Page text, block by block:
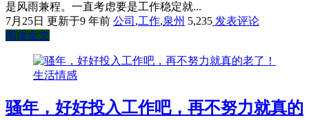
是风雨兼程。一直考虑要是工作稳定就...
7月25日 更新于9 年前 公司 ,工作,泉州 5,235 发表评论
阅读全文
生活情感
骚年，好好投入工作吧，再不努力就真的